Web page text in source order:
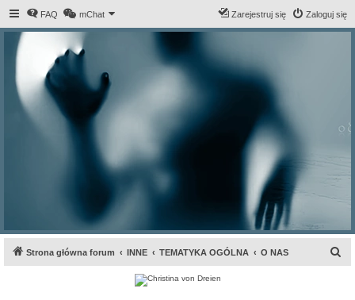
FAQ mChat Zaloguj się
Zarejestruj się
Strona główna forum INNE TEMATYKA OGÓLNA O NAS